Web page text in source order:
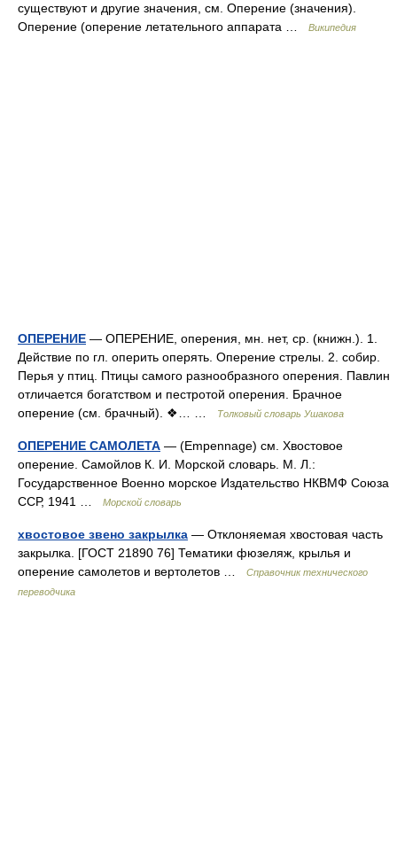
существуют и другие значения, см. Оперение (значения).
Оперение (оперение летательного аппарата …
Википедия
ОПЕРЕНИЕ — ОПЕРЕНИЕ, оперения, мн. нет, ср. (книжн.). 1.
Действие по гл. оперить оперять. Оперение стрелы. 2. собир.
Перья у птиц. Птицы самого разнообразного оперения. Павлин
отличается богатством и пестротой оперения. Брачное
оперение (см. брачный). ❖… …
Толковый словарь Ушакова
ОПЕРЕНИЕ САМОЛЕТА — (Empennage) см. Хвостовое
оперение. Самойлов К. И. Морской словарь. М. Л.:
Государственное Военно морское Издательство НКВМФ Союза
ССР, 1941 …
Морской словарь
хвостовое звено закрылка — Отклоняемая хвостовая часть
закрылка. [ГОСТ 21890 76] Тематики фюзеляж, крылья и
оперение самолетов и вертолетов …
Справочник технического
переводчика